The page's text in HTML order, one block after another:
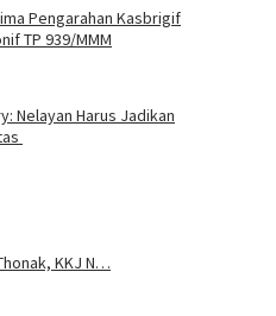
Pengarahan Kasbrigif
TP 939/MMM
Nelayan Harus Jadikan
KKJ N…